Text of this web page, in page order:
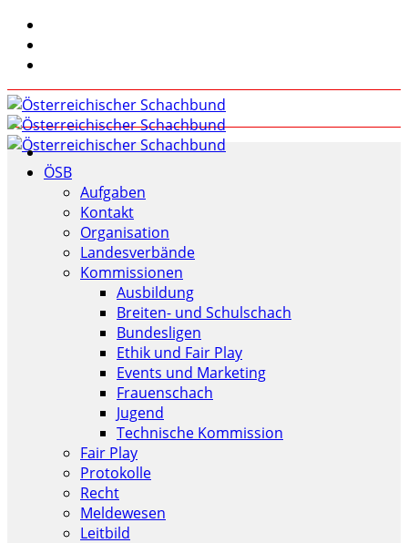
ÖSB
Aufgaben
Kontakt
Organisation
Landesverbände
Kommissionen
Ausbildung
Breiten- und Schulschach
Bundesligen
Ethik und Fair Play
Events und Marketing
Frauenschach
Jugend
Technische Kommission
Fair Play
Protokolle
Recht
Meldewesen
Leitbild